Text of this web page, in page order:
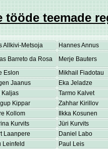
teemade
Allkivi-Metsoja Hannes Annus
Barreto da Rosa Merje Bauters
Eslon Mikhail Fiadotau
Jaanus Eka Jeladze
Kaljas Tarmo Kalvet
Kippar Zahhar Kirillov
Kollom Ilkka Kosunen
Kurvits Jüri Kurvits
Laanpere Daniel Labo
Leinfeld Paul Leis